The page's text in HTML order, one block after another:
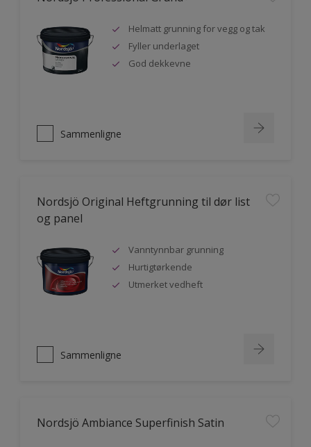
Helmatt grunning for vegg og tak
Fyller underlaget
God dekkevne
Sammenligne
Nordsjö Original Heftgrunning til dør list
og panel
Vanntynnbar grunning
Hurtigtørkende
Utmerket vedheft
Sammenligne
Nordsjö Ambiance Superfinish Satin